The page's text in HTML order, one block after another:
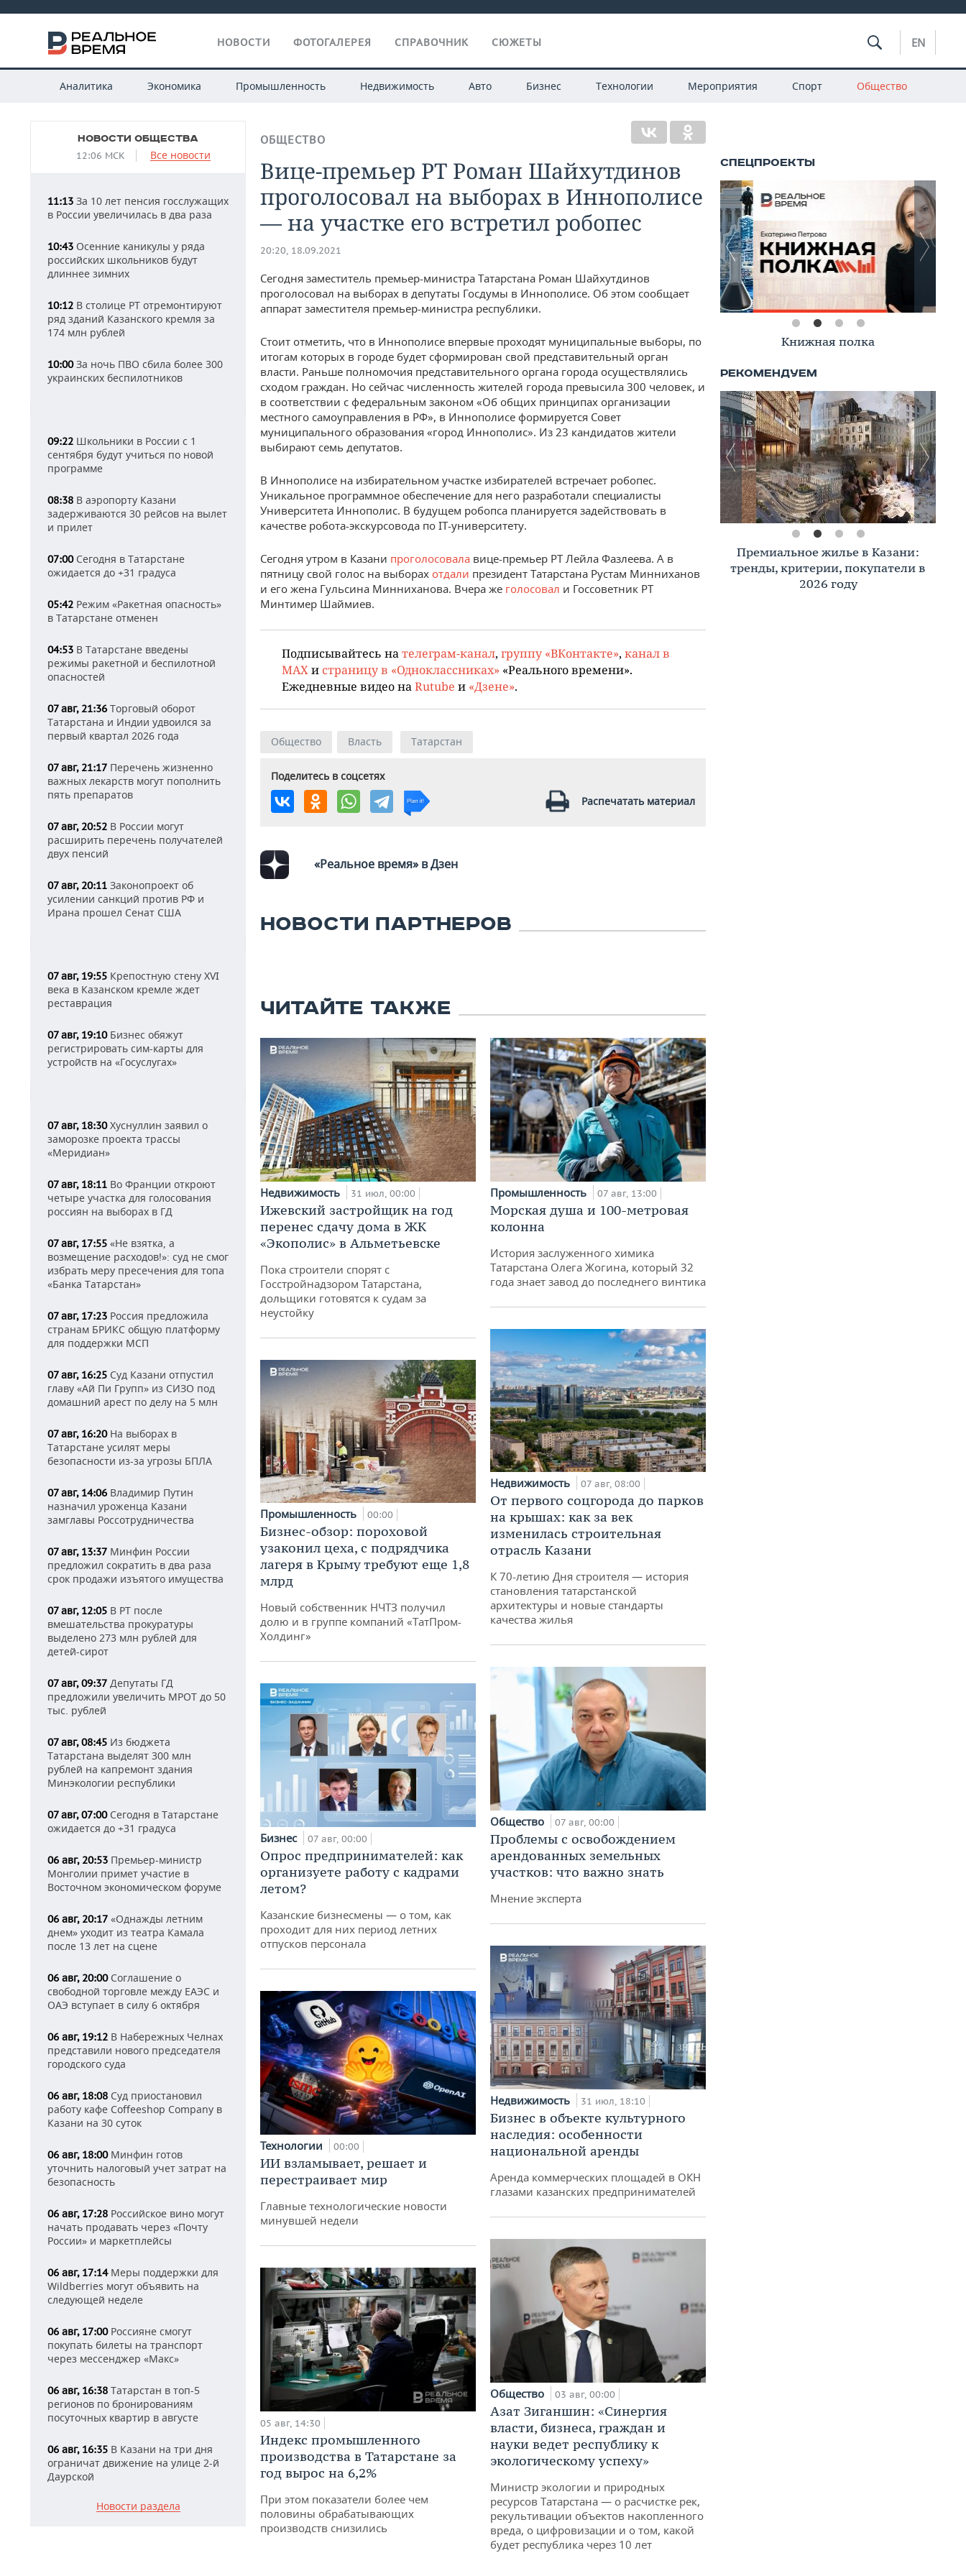
НОВОСТИ ФОТОГАЛЕРЕЯ СПРАВОЧНИК СЮЖЕТЫ EN
Аналитика Экономика Промышленность Недвижимость Авто Бизнес Технологии Мероприятия Спорт Общество
НОВОСТИ ОБЩЕСТВА
12:06 МСК Все новости
11:13 За 10 лет пенсия госслужащих
в России увеличилась в два раза
10:43 Осенние каникулы у ряда
российских школьников будут
длиннее зимних
10:12 В столице РТ отремонтируют
ряд зданий Казанского кремля за
174 млн рублей
10:00За ночь ПВО сбила более 300
украинских беспилотников
09:22 Школьники в России с 1
сентября будут учиться по новой
программе
08:38 В аэропорту Казани
задерживаются 30 рейсов на вылет
и прилет
07:00Сегодня в Татарстане
ожидается до +31 градуса
05:42 Режим «Ракетная опасность»
в Татарстане отменен
04:53 В Татарстане введены
режимы ракетной и беспилотной
опасностей
07 авг, 21:36 Торговый оборот
Татарстана и Индии удвоился за
первый квартал 2026 года
07 авг, 21:17 Перечень жизненно
важных лекарств могут пополнить
пять препаратов
07 авг, 20:52 В России могут
расширить перечень получателей
двух пенсий
07 авг, 20:11 Законопроект об
усилении санкций против РФ и
Ирана прошел Сенат США
07 авг, 19:55 Крепостную стену XVI
века в Казанском кремле ждет
реставрация
07 авг, 19:10Бизнес обяжут
регистрировать сим-карты для
устройств на «Госуслугах»
07 авг, 18:30Хуснуллин заявил о
заморозке проекта трассы
«Меридиан»
07 авг, 18:11 Во Франции откроют
четыре участка для голосования
россиян на выборах в ГД
07 авг, 17:55 «Не взятка, а
возмещение расходов!»: суд не смог
избрать меру пресечения для топа
«Банка Татарстан»
07 авг, 17:23 Россия предложила
странам БРИКС общую платформу
для поддержки МСП
07 авг, 16:25 Суд Казани отпустил
главу «Ай Пи Групп» из СИЗО под
домашний арест по делу на 5 млн
07 авг, 16:20На выборах в
Татарстане усилят меры
безопасности из-за угрозы БПЛА
07 авг, 14:06 Владимир Путин
назначил уроженца Казани
замглавы Россотрудничества
07 авг, 13:37 Минфин России
предложил сократить в два раза
срок продажи изъятого имущества
07 авг, 12:05 В РТ после
вмешательства прокуратуры
выделено 273 млн рублей для
детей-сирот
07 авг, 09:37 Депутаты ГД
предложили увеличить МРОТ до 50
тыс. рублей
07 авг, 08:45 Из бюджета
Татарстана выделят 300 млн
рублей на капремонт здания
Минэкологии республики
07 авг, 07:00Сегодня в Татарстане
ожидается до +31 градуса
06 авг, 20:53 Премьер-министр
Монголии примет участие в
Восточном экономическом форуме
06 авг, 20:17 «Однажды летним
днем» уходит из театра Камала
после 13 лет на сцене
06 авг, 20:00Соглашение о
свободной торговле между ЕАЭС и
ОАЭ вступает в силу 6 октября
06 авг, 19:12 В Набережных Челнах
представили нового председателя
городского суда
06 авг, 18:08 Суд приостановил
работу кафе Coffeeshop Company в
Казани на 30 суток
06 авг, 18:00Минфин готов
уточнить налоговый учет затрат на
безопасность
06 авг, 17:28 Российское вино могут
начать продавать через «Почту
России» и маркетплейсы
06 авг, 17:14Меры поддержки для
Wildberries могут объявить на
следующей неделе
06 авг, 17:00Россияне смогут
покупать билеты на транспорт
через мессенджер «Макс»
06 авг, 16:38 Татарстан в топ-5
регионов по бронированиям
посуточных квартир в августе
06 авг, 16:35 В Казани на три дня
ограничат движение на улице 2-й
Даурской
Новости раздела
ОБЩЕСТВО
Вице-премьер РТ Роман Шайхутдинов
проголосовал на выборах в Иннополисе
— на участке его встретил робопес
20:20, 18.09.2021
Сегодня заместитель премьер-министра Татарстана Роман Шайхутдинов
проголосовал на выборах в депутаты Госдумы в Иннополисе. Об этом сообщает
аппарат заместителя премьер-министра республики.
Стоит отметить, что в Иннополисе впервые проходят муниципальные выборы, по
итогам которых в городе будет сформирован свой представительный орган
власти. Раньше полномочия представительного органа города осуществлялись
сходом граждан. Но сейчас численность жителей города превысила 300 человек, и
в соответствии с федеральным законом «Об общих принципах организации
местного самоуправления в РФ», в Иннополисе формируется Совет
муниципального образования «город Иннополис». Из 23 кандидатов жители
выбирают семь депутатов.
В Иннополисе на избирательном участке избирателей встречает робопес.
Уникальное программное обеспечение для него разработали специалисты
Университета Иннополис. В будущем робопса планируется задействовать в
качестве робота-экскурсовода по IT-университету.
Сегодня утром в Казани проголосовала вице-премьер РТ Лейла Фазлеева. А в
пятницу свой голос на выборах отдали президент Татарстана Рустам Минниханов
и его жена Гульсина Минниханова. Вчера же голосовал и Госсоветник РТ
Минтимер Шаймиев.
Подписывайтесь на телеграм-канал, группу «ВКонтакте», канал в
MAX и страницу в «Одноклассниках» «Реального времени».
Ежедневные видео на Rutube и «Дзене».
Общество Власть Татарстан
Поделитесь в соцсетях
Распечатать материал
«Реальное время» в Дзен
НОВОСТИ ПАРТНЕРОВ
ЧИТАЙТЕ ТАКЖЕ
Недвижимость 31 июл, 00:00
Ижевский застройщик на год
перенес сдачу дома в ЖК
«Экополис» в Альметьевске
Пока строители спорят с
Госстройнадзором Татарстана,
дольщики готовятся к судам за
неустойку
Промышленность 00:00
Бизнес-обзор: пороховой
узаконил цеха, с подрядчика
лагеря в Крыму требуют еще 1,8
млрд
Новый собственник НЧТЗ получил
долю и в группе компаний «ТатПром-
Холдинг»
Бизнес 07 авг, 00:00
Опрос предпринимателей: как
организуете работу с кадрами
летом?
Казанские бизнесмены — о том, как
проходит для них период летних
отпусков персонала
Технологии 00:00
ИИ взламывает, решает и
перестраивает мир
Главные технологические новости
минувшей недели
05 авг, 14:30
Индекс промышленного
производства в Татарстане за
год вырос на 6,2%
При этом показатели более чем
половины обрабатывающих
производств снизились
Промышленность 07 авг, 13:00
Морская душа и 100-метровая
колонна
История заслуженного химика
Татарстана Олега Жогина, который 32
года знает завод до последнего винтика
Недвижимость 07 авг, 08:00
От первого соцгорода до парков
на крышах: как за век
изменилась строительная
отрасль Казани
К 70-летию Дня строителя — история
становления татарстанской
архитектуры и новые стандарты
качества жилья
Общество 07 авг, 00:00
Проблемы с освобождением
арендованных земельных
участков: что важно знать
Мнение эксперта
Недвижимость 31 июл, 18:10
Бизнес в объекте культурного
наследия: особенности
национальной аренды
Аренда коммерческих площадей в ОКН
глазами казанских предпринимателей
Общество 03 авг, 00:00
Азат Зиганшин: «Синергия
власти, бизнеса, граждан и
науки ведет республику к
экологическому успеху»
Министр экологии и природных
ресурсов Татарстана — о расчистке рек,
рекультивации объектов накопленного
вреда, о цифровизации и о том, какой
будет республика через 10 лет
Книжная полка
Премиальное жилье в Казани:
тренды, критерии, покупатели в
2026 году